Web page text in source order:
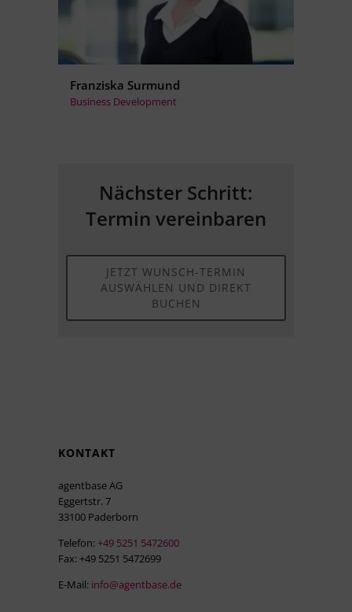
Franziska Surmund
Business Development
Nächster Schritt:
Termin vereinbaren
JETZT WUNSCH-TERMIN
AUSWÄHLEN UND DIREKT
BUCHEN
KONTAKT
agentbase AG
Eggertstr. 7
33100 Paderborn
Telefon: +49 5251 5472600
Fax: +49 5251 5472699
E-Mail: info@agentbase.de